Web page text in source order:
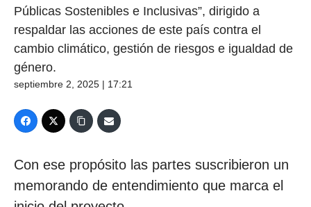
Públicas Sostenibles e Inclusivas”, dirigido a
respaldar las acciones de este país contra el
cambio climático, gestión de riesgos e igualdad de
género.
septiembre 2, 2025 | 17:21
Con ese propósito las partes suscribieron un
memorando de entendimiento que marca el